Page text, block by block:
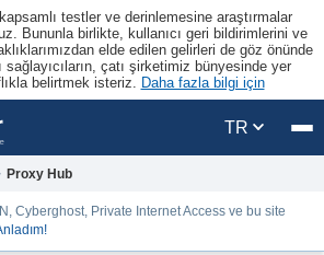
testler ve derinlemesine araştırmalar
Bununla birlikte, kullanıcı geri bildirimlerini ve
elde edilen gelirleri de göz önünde
sağlayıcıların, çatı şirketimiz bünyesinde yer
belirtmek isteriz. Daha fazla bilgi için
TR
Proxy Hub
Cyberghost, Private Internet Access ve bu site